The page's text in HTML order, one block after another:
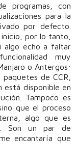
programas, con
para la
por defecto.
por lo tanto,
algo echo a faltar
muy
o Antergos:
de CCR,
está disponible en
Tampoco es
que el proceso
algo que es
Son un par de
encantaría que